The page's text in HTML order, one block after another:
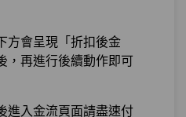
方會呈現「折扣後金
，再進行後續動作即可
進入金流頁面請盡速付